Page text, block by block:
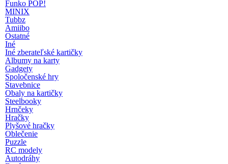
Funko POP!
MINIX
Tubbz
Amiibo
Ostatné
Iné
Iné zberateľské kartičky
Albumy na karty
Gadgety
Spoločenské hry
Stavebnice
Obaly na kartičky
Steelbooky
Hrnčeky
Hračky
Plyšové hračky
Oblečenie
Puzzle
RC modely
Autodráhy